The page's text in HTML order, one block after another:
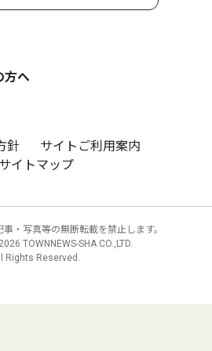
方へ
針
サイトご利用案内
サイトマップ
・写真等の無断転載を禁止します。
2026 TOWNNEWS-SHA CO.,LTD.
Rights Reserved.